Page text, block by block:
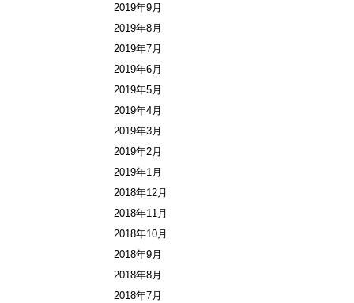
2019年9月
2019年8月
2019年7月
2019年6月
2019年5月
2019年4月
2019年3月
2019年2月
2019年1月
2018年12月
2018年11月
2018年10月
2018年9月
2018年8月
2018年7月